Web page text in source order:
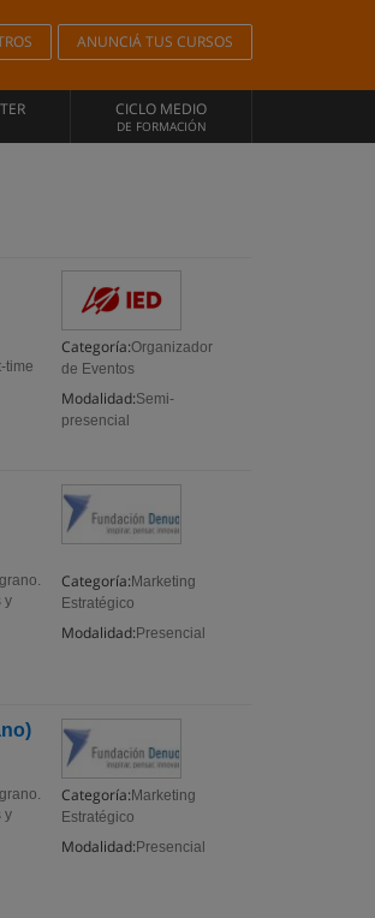
ANUNCIÁ TUS CURSOS
CICLO MEDIO
DE FORMACIÓN
Categoría:Organizador
de Eventos
Modalidad:Semi-
presencial
time
Categoría: Marketing
Estratégico
Modalidad: Presencial
y
Categoría: Marketing
Estratégico
Modalidad: Presencial
y